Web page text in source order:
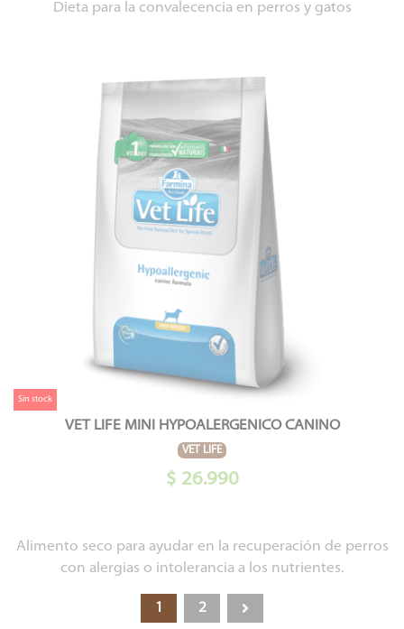
Dieta para la convalecencia en perros y gatos
Sin stock
VET LIFE MINI HYPOALERGENICO CANINO
VET LIFE
$ 26.990
Alimento seco para ayudar en la recuperación de perros
con alergias o intolerancia a los nutrientes.
1 2